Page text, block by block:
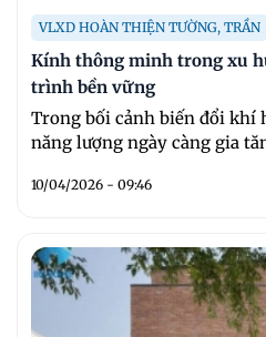
VLXD HOÀN THIỆN TƯỜNG, TRẦN
Kính thông minh trong xu
trình bền vững
Trong bối cảnh biến đổi khí
năng lượng ngày càng gia
10/04/2026 - 09:46